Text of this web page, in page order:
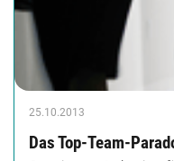
25.10.2013
Das Top-Team-